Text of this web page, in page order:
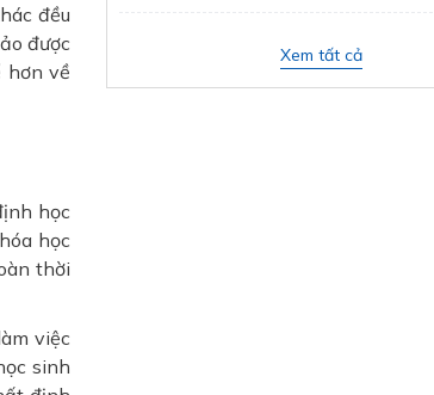
đều
được
hơn về
học
học
thời
việc
sinh
Xem tất cả